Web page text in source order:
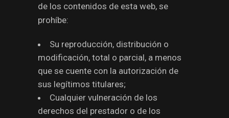
de los contenidos de esta web, se
prohíbe:
Su reproducción, distribución o
modificación, total o parcial, a menos
que se cuente con la autorización de
sus legítimos titulares;
Cualquier vulneración de los
derechos del prestador o de los